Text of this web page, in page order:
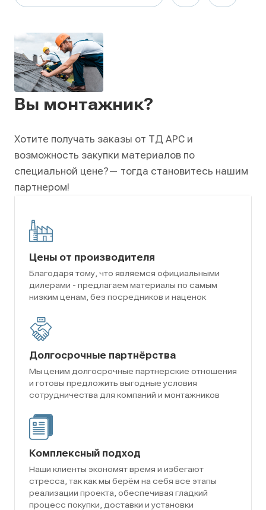
Вы монтажник?
Хотите получать заказы от ТД АРС и
возможность закупки материалов по
специальной цене?— тогда становитесь нашим
партнером!
Цены от производителя
Благодаря тому, что являемся официальными
дилерами - предлагаем материалы по самым
низким ценам, без посредников и наценок
Долгосрочные партнёрства
Мы ценим долгосрочные партнерские отношения
и готовы предложить выгодные условия
сотрудничества для компаний и монтажников
Комплексный подход
Наши клиенты экономят время и избегают
стресса, так как мы берём на себя все этапы
реализации проекта, обеспечивая гладкий
процесс покупки, доставки и установки